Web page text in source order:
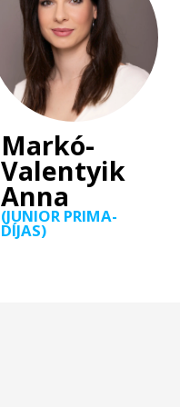
Markó-
Valentyik
Anna
(JUNIOR PRIMA-
DÍJAS)